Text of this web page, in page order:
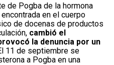
de Pogba de la hormona
en el cuerpo
de docenas de productos
cambió el
la denuncia por un
11 de septiembre se
a Pogba en una